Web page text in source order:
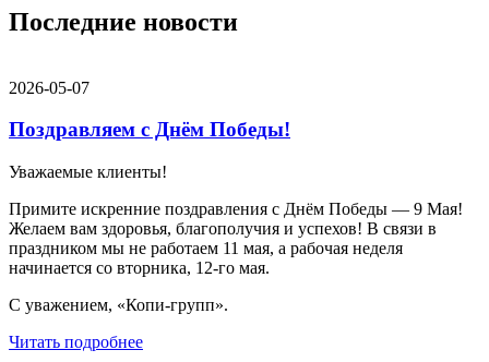
Последние новости
2026-05-07
Поздравляем с Днём Победы!
Уважаемые клиенты!
Примите искренние поздравления с Днём Победы — 9 Мая!
Желаем вам здоровья, благополучия и успехов! В связи в
праздником мы не работаем 11 мая, а рабочая неделя
начинается со вторника, 12-го мая.
С уважением, «Копи-групп».
Читать подробнее